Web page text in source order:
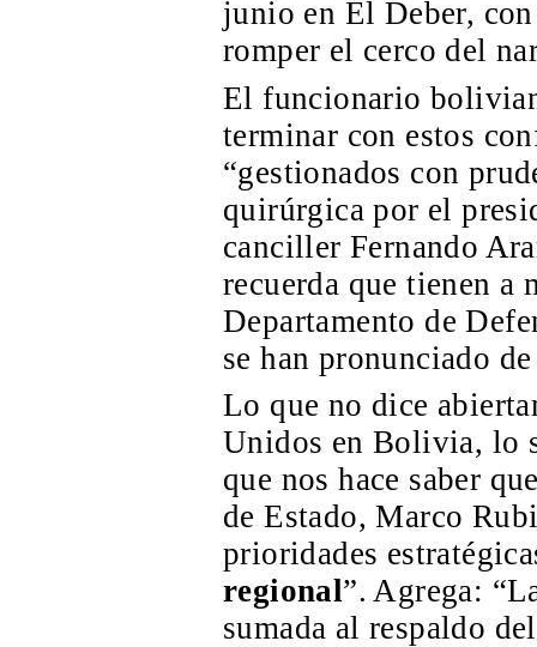
junio en El Deber,
romper el cerco del
El funcionario
terminar con estos
“gestionados con
quirúrgica por el
canciller Fernando
recuerda que tienen a
Departamento de
se han pronunciado
Lo que no dice
Unidos en Bolivia, lo
que nos hace saber
de Estado, Marco
prioridades
regional”. Agrega:
sumada al respaldo